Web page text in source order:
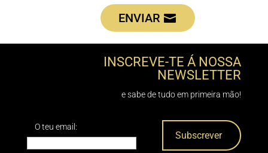
ENVIAR
INSCREVE-TE Á NOSSA
NEWSLETTER
e sabe de tudo em primeira mão!
O teu email: